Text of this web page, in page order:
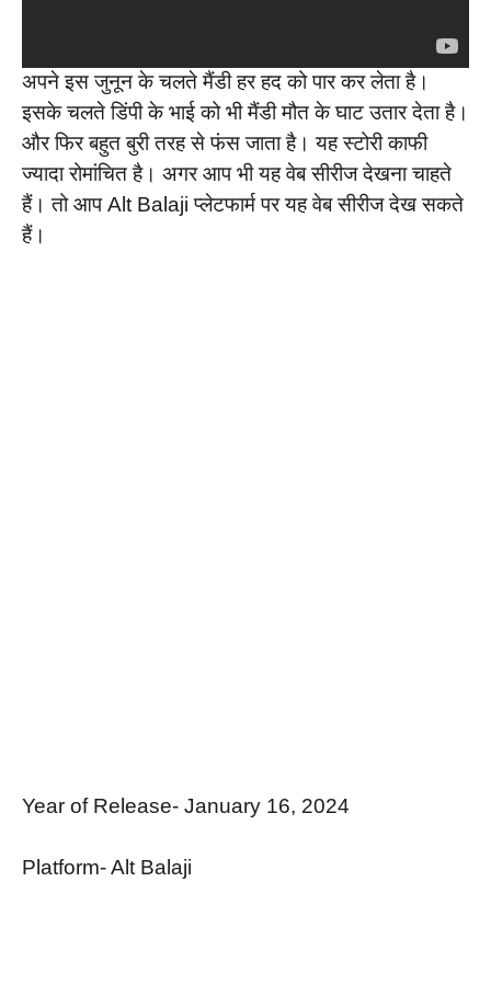
अपने इस जुनून के चलते मैंडी हर हद को पार कर लेता है।
इसके चलते डिंपी के भाई को भी मैंडी मौत के घाट उतार देता है।
और फिर बहुत बुरी तरह से फंस जाता है। यह स्टोरी काफी
ज्यादा रोमांचित है। अगर आप भी यह वेब सीरीज देखना चाहते
हैं। तो आप Alt Balaji प्लेटफार्म पर यह वेब सीरीज देख सकते
हैं।
Year of Release- January 16, 2024
Platform- Alt Balaji